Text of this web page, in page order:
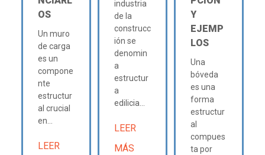
OS
Un muro
de carga
es un
compone
nte
estructur
al crucial
en...
LEER
industria
de la
construcc
ión se
denomin
a
estructur
a
edilicia...
LEER
MÁS
Y
EJEMP
LOS
Una
bóveda
es una
forma
estructur
al
compues
ta por